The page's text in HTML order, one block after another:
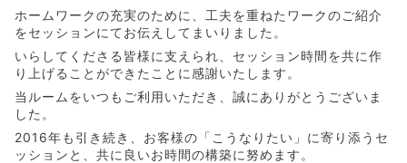
ホームワークの充実のために、工夫を重ねたワークのご紹介
をセッションにてお伝えしてまいりました。
いらしてくださる皆様に支えられ、セッション時間を共に作
り上げることができたことに感謝いたします。
当ルームをいつもご利用いただき、誠にありがとうございま
した。
2016年も引き続き、お客様の「こうなりたい」に寄り添うセ
ッションと、共に良いお時間の構築に努めます。